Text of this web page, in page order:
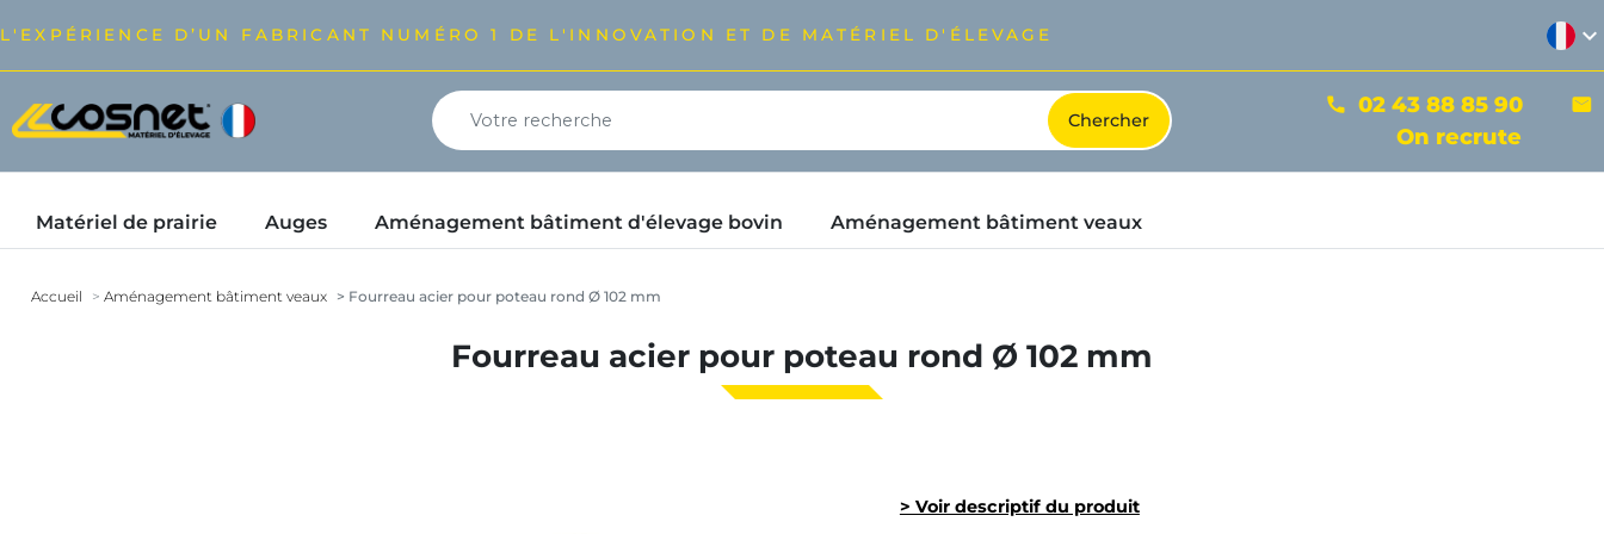
L'EXPÉRIENCE D’UN FABRICANT NUMÉRO 1 DE L'INNOVATION ET DE MATÉRIEL D'ÉLEVAGE expand_more
phone 02 43 88 85 90 mail
On recrute
Matériel de prairie Auges Aménagement bâtiment d'élevage bovin Aménagement bâtiment veaux
Accueil Aménagement bâtiment veaux Fourreau acier pour poteau rond Ø 102 mm
Fourreau acier pour poteau rond Ø 102 mm
> Voir descriptif du produit